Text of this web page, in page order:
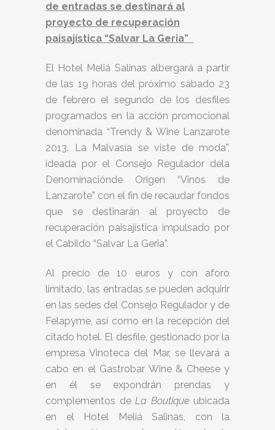
de entradas se destinará al
proyecto de recuperación
paisajística “Salvar La Geria”
El Hotel Meliá Salinas albergará a partir
de las 19 horas del próximo sábado 23
de febrero el segundo de los desfiles
programados en la acción promocional
denominada “Trendy & Wine Lanzarote
2013. La Malvasía se viste de moda”,
ideada por el Consejo Regulador dela
Denominaciónde Origen “Vinos de
Lanzarote” con el fin de recaudar fondos
que se destinarán al proyecto de
recuperación paisajística impulsado por
el Cabildo “Salvar La Geria”.
Al precio de 10 euros y con aforo
limitado, las entradas se pueden adquirir
en las sedes del Consejo Regulador y de
Felapyme, así como en la recepción del
citado hotel. El desfile, gestionado por la
empresa Vinoteca del Mar, se llevará a
cabo en el Gastrobar Wine & Cheese y
en él se expondrán prendas y
complementos de La Boutique ubicada
en el Hotel Meliá Salinas, con la